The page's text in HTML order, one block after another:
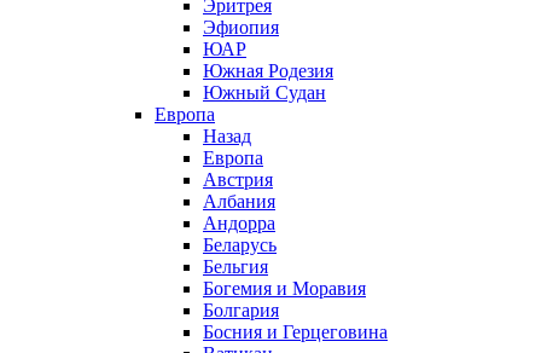
Эритрея
Эфиопия
ЮАР
Южная Родезия
Южный Судан
Европа
Назад
Европа
Австрия
Албания
Андорра
Беларусь
Бельгия
Богемия и Моравия
Болгария
Босния и Герцеговина